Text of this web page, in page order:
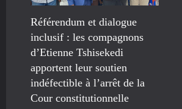
Référendum et dialogue
inclusif : les compagnons
d’Etienne Tshisekedi
apportent leur soutien
indéfectible à l’arrêt de la
Cour constitutionnelle